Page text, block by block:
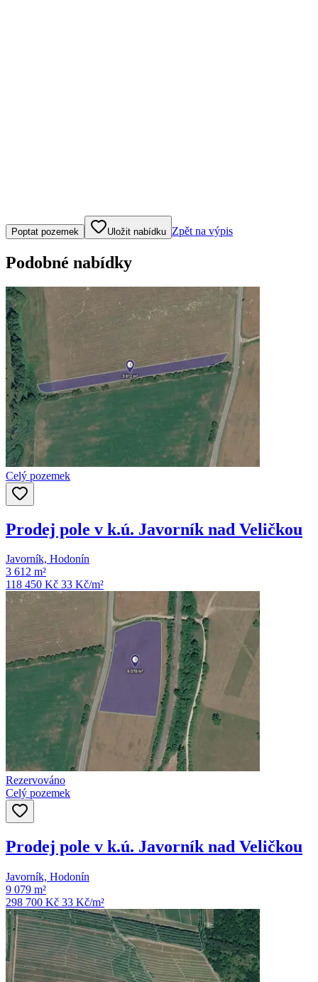
Klepněte nebo klikněte pro ovládání mapy
Poptat pozemek Uložit nabídku Zpět na výpis
Podobné nabídky
Celý pozemek
Prodej pole v k.ú. Javorník nad Veličkou
Javorník, Hodonín
3 612 m²
118 450 Kč 33 Kč/m²
Rezervováno
Celý pozemek
Prodej pole v k.ú. Javorník nad Veličkou
Javorník, Hodonín
9 079 m²
298 700 Kč 33 Kč/m²